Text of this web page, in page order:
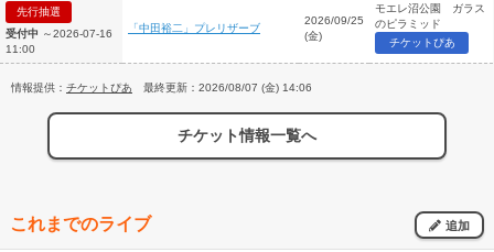
先行抽選
受付中 ～2026-07-16
11:00
「中田裕二」プレリザーブ
2026/09/25
(金)
モエレ沼公園 ガラス
のピラミッド
チケットぴあ
情報提供： チケットぴあ 最終更新：2026/08/07 (金) 14:06
チケット情報一覧へ
これまでのライブ 追加